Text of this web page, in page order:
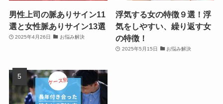
男性上司の脈ありサイン11
選と女性脈ありサイン13選
2025年4月26日 お悩み解決
浮気する女の特徴９選！浮
気をしやすい、繰り返す女
の特徴！
2025年5月15日 お悩み解決